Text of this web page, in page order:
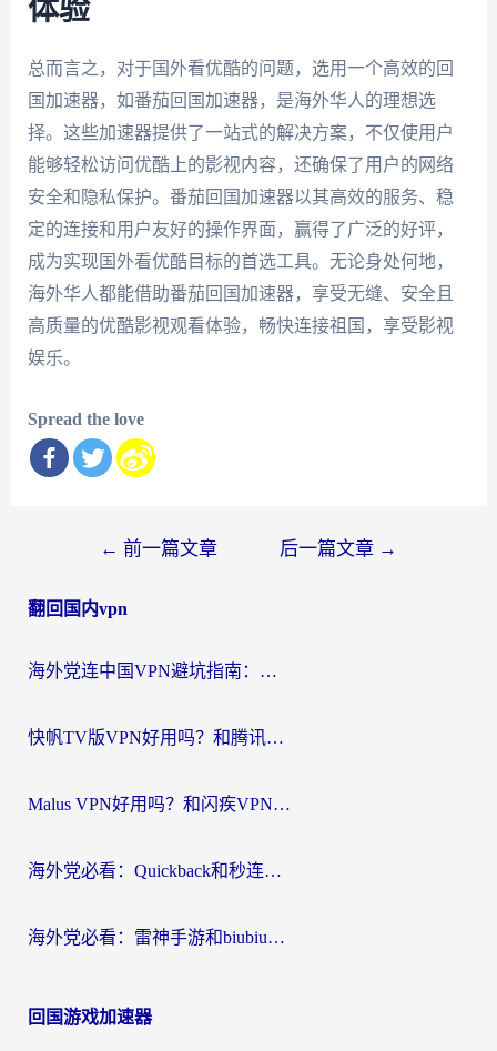
体验
总而言之，对于国外看优酷的问题，选用一个高效的回
国加速器，如番茄回国加速器，是海外华人的理想选
择。这些加速器提供了一站式的解决方案，不仅使用户
能够轻松访问优酷上的影视内容，还确保了用户的网络
安全和隐私保护。番茄回国加速器以其高效的服务、稳
定的连接和用户友好的操作界面，赢得了广泛的好评，
成为实现国外看优酷目标的首选工具。无论身处何地，
海外华人都能借助番茄回国加速器，享受无缝、安全且
高质量的优酷影视观看体验，畅快连接祖国，享受影视
娱乐。
Spread the love
导
← 前一篇文章 后一篇文章 →
翻回国内vpn
海外党连中国VPN避坑指南：如何选到真正能无缝刷国内资源的加速器？
快帆TV版VPN好用吗？和腾讯VPN对比哪个回国效果更好？海外党必看的真实体验指南
Malus VPN好用吗？和闪疾VPN对比哪个回国效果更好？海外华人的实用避坑指南
海外党必看：Quickback和秒连好用吗？3步选对回国加速器，无缝刷国内资源
海外党必看：雷神手游和biubiu好用吗？3招选对回国加速器无缝刷国内资源
回国游戏加速器